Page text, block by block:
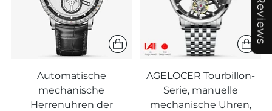
Automatische
mechanische
Herrenuhren der
AGELOCER Tourbillon-
Serie, manuelle
mechanische Uhren,
Reviews